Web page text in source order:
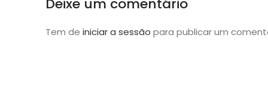
Deixe um comentário
Tem de iniciar a sessão para publicar um